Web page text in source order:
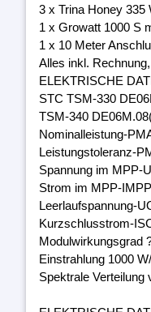
3 x Trina Honey 335
1 x Growatt 1000 S
1 x 10 Meter
Alles inkl.
ELEKTRISCHE
STC TSM-330
TSM-340
Nominalleistung-
Leistungstoleranz-
Spannung im MPP-
Strom im MPP-
Leerlaufspannung-
Kurzschlusstrom-
Modulwirkungsgrad
Einstrahlung 1000
Spektrale